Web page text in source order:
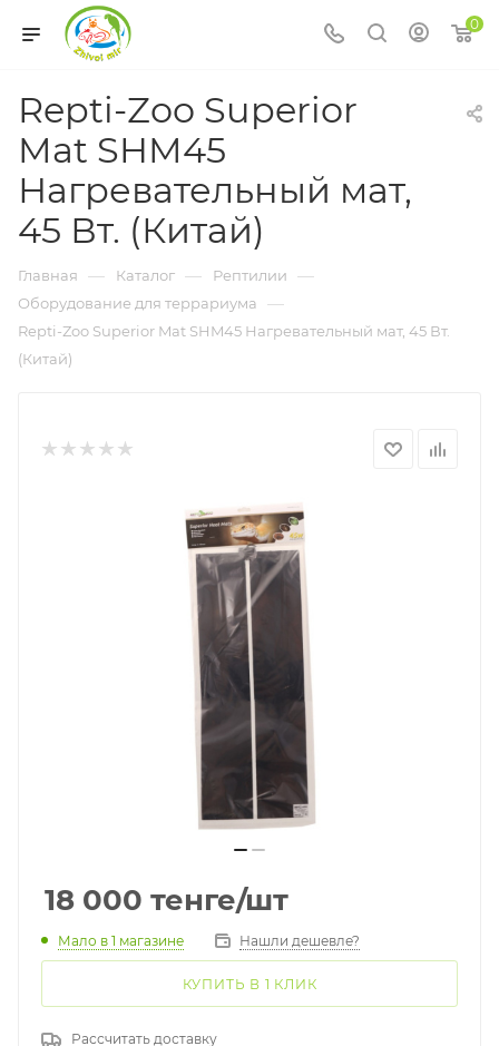
0
Repti-Zoo Superior
Mat SHM45
Нагревательный мат,
45 Вт. (Китай)
Главная — Каталог — Рептилии —
Оборудование для террариума —
Repti-Zoo Superior Mat SHM45 Нагревательный мат, 45 Вт.
(Китай)
18 000 тенге/шт
Мало в 1 магазине Нашли дешевле?
КУПИТЬ В 1 КЛИК
Рассчитать доставку